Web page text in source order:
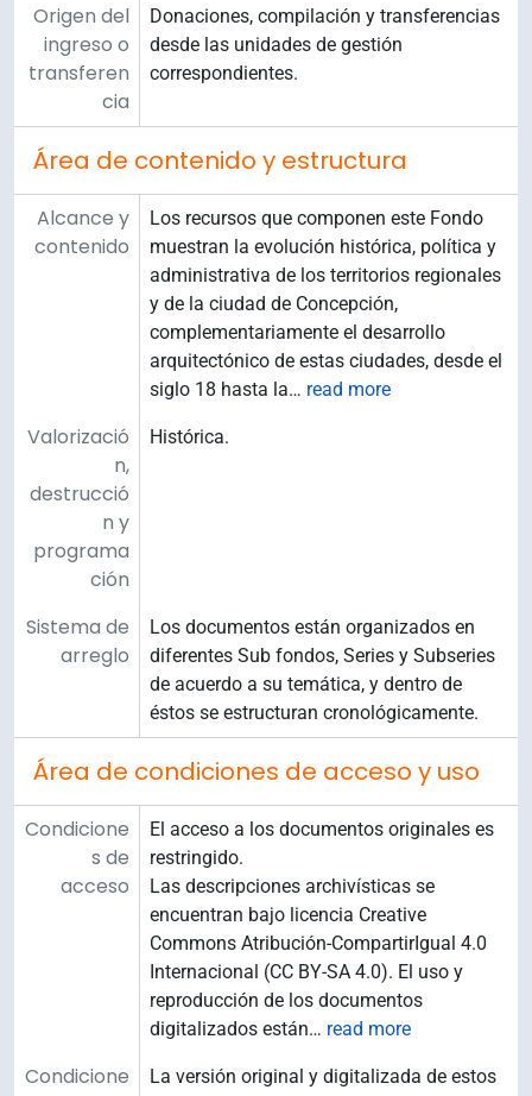
Origen del
ingreso o
transferen
cia
Donaciones, compilación y transferencias
desde las unidades de gestión
correspondientes.
Área de contenido y estructura
Alcance y
contenido
Los recursos que componen este Fondo
muestran la evolución histórica, política y
administrativa de los territorios regionales
y de la ciudad de Concepción,
complementariamente el desarrollo
arquitectónico de estas ciudades, desde el
siglo 18 hasta la… read more
Valorizació
n,
destrucció
n y
programa
ción
Histórica.
Sistema de
arreglo
Los documentos están organizados en
diferentes Sub fondos, Series y Subseries
de acuerdo a su temática, y dentro de
éstos se estructuran cronológicamente.
Área de condiciones de acceso y uso
Condicione
s de
acceso
El acceso a los documentos originales es
restringido.
Las descripciones archivísticas se
encuentran bajo licencia Creative
Commons Atribución-CompartirIgual 4.0
Internacional (CC BY-SA 4.0). El uso y
reproducción de los documentos
digitalizados están… read more
Condicione
La versión original y digitalizada de estos